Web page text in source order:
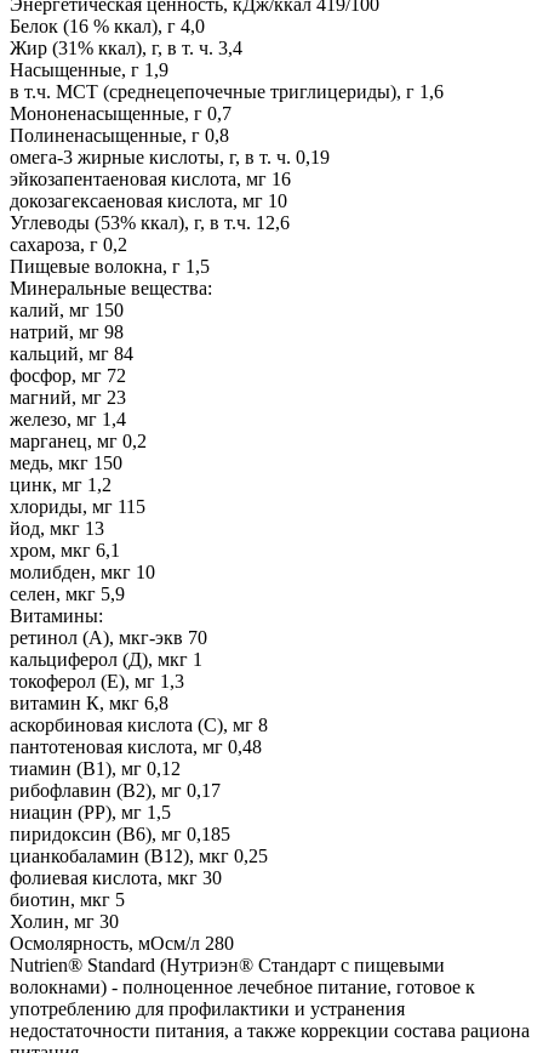
Белок (16 % ккал), г 4,0
Жир (31% ккал), г, в т. ч. 3,4
Насыщенные, г 1,9
в т.ч. МСТ (среднецепочечные триглицериды), г 1,6
Мононенасыщенные, г 0,7
Полиненасыщенные, г 0,8
омега-3 жирные кислоты, г, в т. ч. 0,19
эйкозапентаеновая кислота, мг 16
докозагексаеновая кислота, мг 10
Углеводы (53% ккал), г, в т.ч. 12,6
сахароза, г 0,2
Пищевые волокна, г 1,5
Минеральные вещества:
калий, мг 150
натрий, мг 98
кальций, мг 84
фосфор, мг 72
магний, мг 23
железо, мг 1,4
марганец, мг 0,2
медь, мкг 150
цинк, мг 1,2
хлориды, мг 115
йод, мкг 13
хром, мкг 6,1
молибден, мкг 10
селен, мкг 5,9
Витамины:
ретинол (А), мкг-экв 70
кальциферол (Д), мкг 1
токоферол (Е), мг 1,3
витамин К, мкг 6,8
аскорбиновая кислота (С), мг 8
пантотеновая кислота, мг 0,48
тиамин (В1), мг 0,12
рибофлавин (В2), мг 0,17
ниацин (РР), мг 1,5
пиридоксин (В6), мг 0,185
цианкобаламин (В12), мкг 0,25
фолиевая кислота, мкг 30
биотин, мкг 5
Холин, мг 30
Осмолярность, мОсм/л 280
Nutrien® Standard (Нутриэн® Стандарт c пищевыми
волокнами) - полноценное лечебное питание, готовое к
употреблению для профилактики и устранения
недостаточности питания, а также коррекции состава рациона